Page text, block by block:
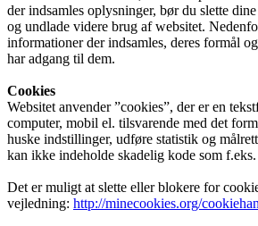
der indsamles oplysninger, bør du slette
og undlade videre brug af websitet.
informationer der indsamles, deres formål
har adgang til dem.
Cookies
Websitet anvender ”cookies”, der er en
computer, mobil el. tilsvarende med det
huske indstillinger, udføre statistik og
kan ikke indeholde skadelig kode som
Det er muligt at slette eller blokere for
vejledning: http://minecookies.org/